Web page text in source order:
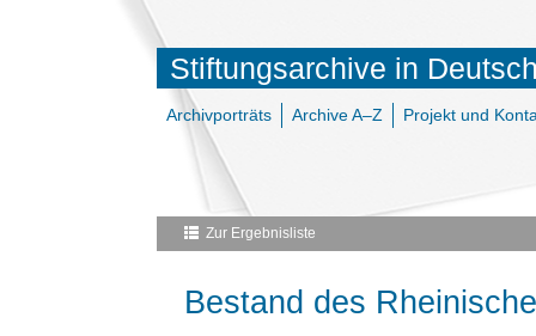
Stiftungsarchive in
Archivporträts Archive A–Z Projekt und
Zur Ergebnisliste
Bestand des